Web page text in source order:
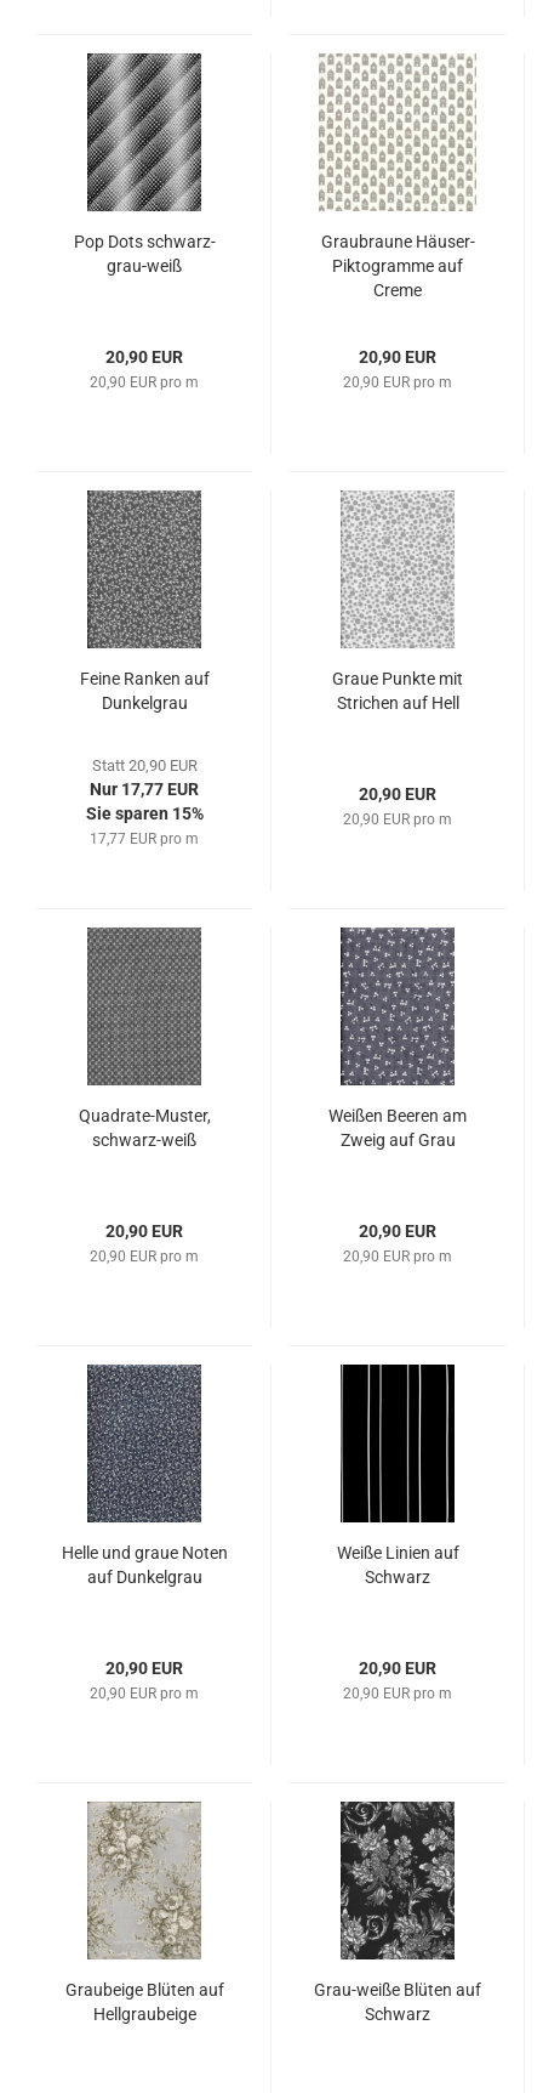
Pop Dots schwarz-
grau-weiß
20,90 EUR
20,90 EUR pro m
Graubraune Häuser-
Piktogramme auf
Creme
20,90 EUR
20,90 EUR pro m
Feine Ranken auf
Dunkelgrau
Statt 20,90 EUR
Nur 17,77 EUR
Sie sparen 15%
17,77 EUR pro m
Graue Punkte mit
Strichen auf Hell
20,90 EUR
20,90 EUR pro m
Quadrate-Muster,
schwarz-weiß
20,90 EUR
20,90 EUR pro m
Weißen Beeren am
Zweig auf Grau
20,90 EUR
20,90 EUR pro m
Helle und graue Noten
auf Dunkelgrau
20,90 EUR
20,90 EUR pro m
Weiße Linien auf
Schwarz
20,90 EUR
20,90 EUR pro m
Graubeige Blüten auf
Hellgraubeige
Grau-weiße Blüten auf
Schwarz